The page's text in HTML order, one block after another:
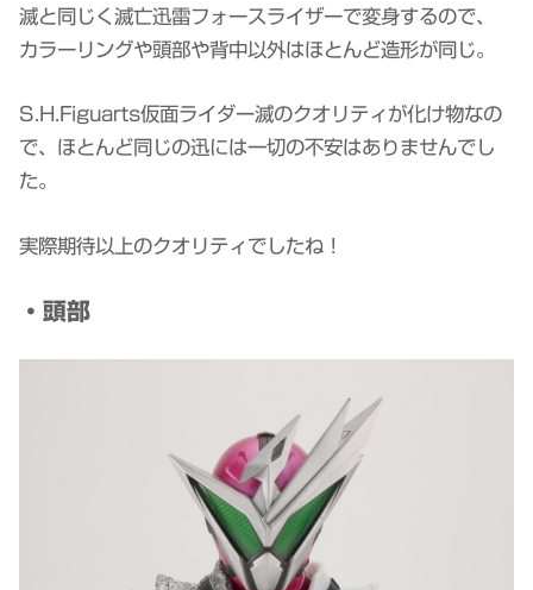
滅と同じく滅亡迅雷フォースライザーで変身するので、
カラーリングや頭部や背中以外はほとんど造形が同じ。
S.H.Figuarts仮面ライダー滅のクオリティが化け物なの
で、ほとんど同じの迅には一切の不安はありませんでし
た。
実際期待以上のクオリティでしたね！
・頭部